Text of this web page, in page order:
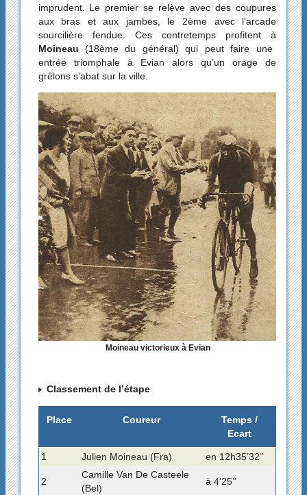
imprudent. Le premier se relève avec des coupures
aux bras et aux jambes, le 2ème avec l’arcade
sourcilière fendue. Ces contretemps profitent à
Moineau (18ème du général) qui peut faire une
entrée triomphale à Evian alors qu’un orage de
grêlons s’abat sur la ville.
Moineau victorieux à Evian
Classement de l’étape
Place Coureur
Temps /
Ecart
1 Julien Moineau (Fra) en 12h35’32’’
2
Camille Van De Casteele
(Bel)
à 4’25’’